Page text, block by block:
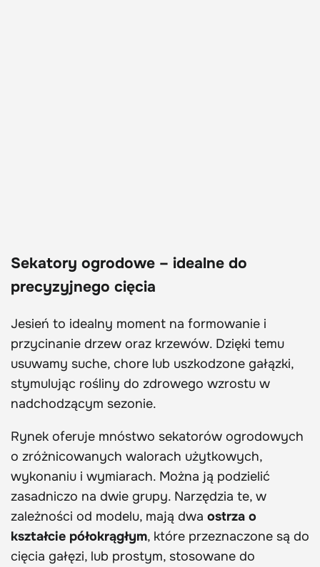
Sekatory ogrodowe – idealne do
precyzyjnego cięcia
Jesień to idealny moment na formowanie i
przycinanie drzew oraz krzewów. Dzięki temu
usuwamy suche, chore lub uszkodzone gałązki,
stymulując rośliny do zdrowego wzrostu w
nadchodzącym sezonie.
Rynek oferuje mnóstwo sekatorów ogrodowych
o zróżnicowanych walorach użytkowych,
wykonaniu i wymiarach. Można ją podzielić
zasadniczo na dwie grupy. Narzędzia te, w
zależności od modelu, mają dwa ostrza o
kształcie półokrągłym, które przeznaczone są do
cięcia gałęzi, lub prostym, stosowane do